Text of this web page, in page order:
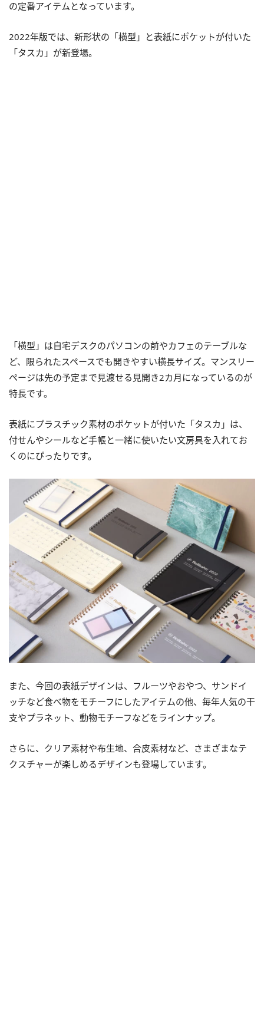
の定番アイテムとなっています。
2022年版では、新形状の「横型」と表紙にポケットが付いた
「タスカ」が新登場。
「横型」は自宅デスクのパソコンの前やカフェのテーブルな
ど、限られたスペースでも開きやすい横長サイズ。マンスリー
ページは先の予定まで見渡せる見開き2カ月になっているのが
特長です。
表紙にプラスチック素材のポケットが付いた「タスカ」は、
付せんやシールなど手帳と一緒に使いたい文房具を入れてお
くのにぴったりです。
また、今回の表紙デザインは、フルーツやおやつ、サンドイ
ッチなど食べ物をモチーフにしたアイテムの他、毎年人気の干
支やプラネット、動物モチーフなどをラインナップ。
さらに、クリア素材や布生地、合皮素材など、さまざまなテ
クスチャーが楽しめるデザインも登場しています。